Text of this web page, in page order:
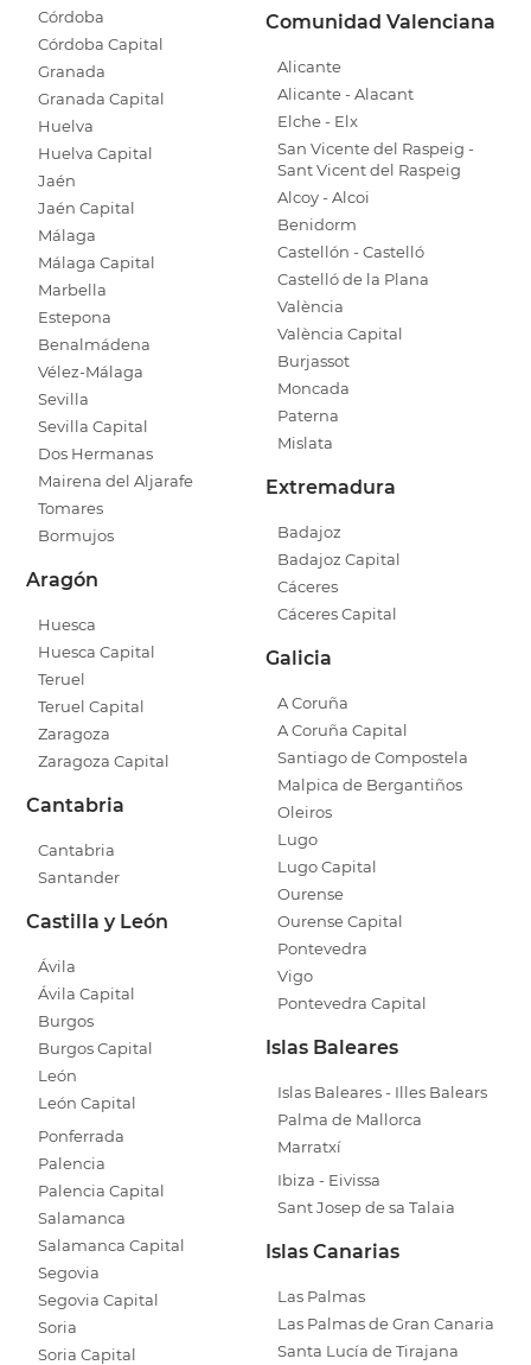
Córdoba
Córdoba Capital
Granada
Granada Capital
Huelva
Huelva Capital
Jaén
Jaén Capital
Málaga
Málaga Capital
Marbella
Estepona
Benalmádena
Vélez-Málaga
Sevilla
Sevilla Capital
Dos Hermanas
Mairena del Aljarafe
Tomares
Bormujos
Aragón
Huesca
Huesca Capital
Teruel
Teruel Capital
Zaragoza
Zaragoza Capital
Cantabria
Cantabria
Santander
Castilla y León
Ávila
Ávila Capital
Burgos
Burgos Capital
León
León Capital
Ponferrada
Palencia
Palencia Capital
Salamanca
Salamanca Capital
Segovia
Segovia Capital
Soria
Soria Capital
Comunidad Valenciana
Alicante
Alicante - Alacant
Elche - Elx
San Vicente del Raspeig -
Sant Vicent del Raspeig
Alcoy - Alcoi
Benidorm
Castellón - Castelló
Castelló de la Plana
València
València Capital
Burjassot
Moncada
Paterna
Mislata
Extremadura
Badajoz
Badajoz Capital
Cáceres
Cáceres Capital
Galicia
A Coruña
A Coruña Capital
Santiago de Compostela
Malpica de Bergantiños
Oleiros
Lugo
Lugo Capital
Ourense
Ourense Capital
Pontevedra
Vigo
Pontevedra Capital
Islas Baleares
Islas Baleares - Illes Balears
Palma de Mallorca
Marratxí
Ibiza - Eivissa
Sant Josep de sa Talaia
Islas Canarias
Las Palmas
Las Palmas de Gran Canaria
Santa Lucía de Tirajana